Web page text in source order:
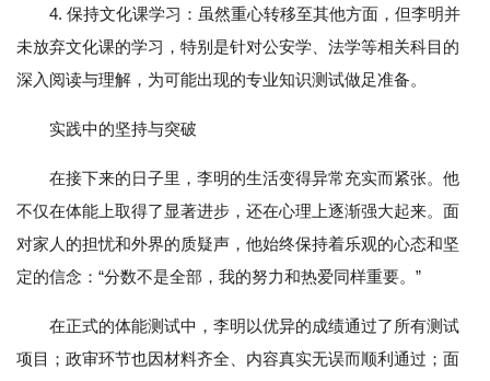
4. 保持文化课学习：虽然重心转移至其他方面，但李明并
未放弃文化课的学习，特别是针对公安学、法学等相关科目的
深入阅读与理解，为可能出现的专业知识测试做足准备。
实践中的坚持与突破
在接下来的日子里，李明的生活变得异常充实而紧张。他
不仅在体能上取得了显著进步，还在心理上逐渐强大起来。面
对家人的担忧和外界的质疑声，他始终保持着乐观的心态和坚
定的信念：“分数不是全部，我的努力和热爱同样重要。”
在正式的体能测试中，李明以优异的成绩通过了所有测试
项目；政审环节也因材料齐全、内容真实无误而顺利通过；面